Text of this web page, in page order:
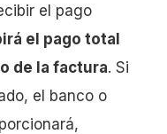
el pago
el pago total
de la factura. Si
el banco o